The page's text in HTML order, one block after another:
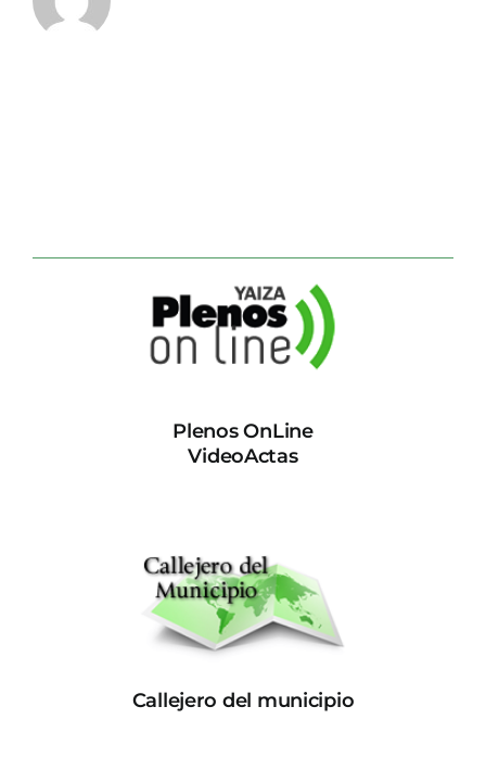
Plenos OnLine
VideoActas
Callejero del municipio